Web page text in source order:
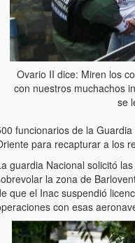
Ovario II dice: Miren los
con nuestros muchachos
se
funcionarios de la
para recapturar a los
guardia Nacional solicitó
la zona de
que el Inac suspendió
con esas